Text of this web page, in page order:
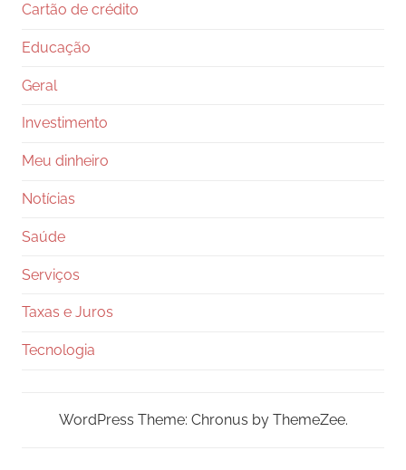
Cartão de crédito
Educação
Geral
Investimento
Meu dinheiro
Notícias
Saúde
Serviços
Taxas e Juros
Tecnologia
WordPress Theme: Chronus by ThemeZee.